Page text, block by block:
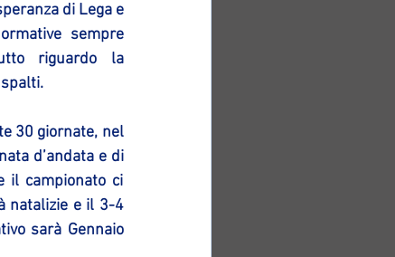
di Lega e
sempre
riguardo la
30 giornate, nel
d’andata e di
il campionato ci
natalizie e il 3-4
sarà Gennaio